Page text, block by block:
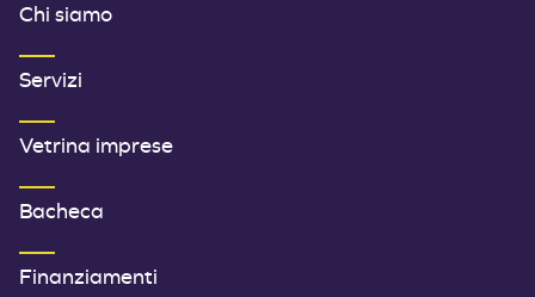
Chi siamo
Servizi
Vetrina imprese
Bacheca
Finanziamenti